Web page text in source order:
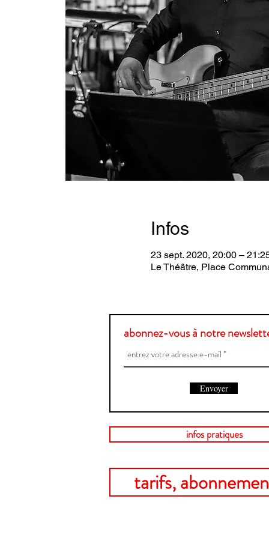
Infos
23 sept. 2020, 20:00 –
Le Théâtre, Place
abonnez-vous à notre
Envoyer
infos pratiques
tarifs,